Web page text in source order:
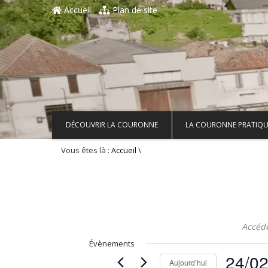
Aller au contenu principal
Accueil
Plan de site
DÉCOUVRIR LA COURONNE LA COURONNE
Vous êtes là : Accueil \
Évènements
Aujourd’hui 24/